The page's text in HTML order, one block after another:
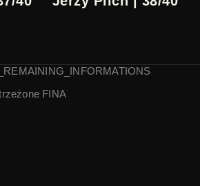
|
Wiele demonów |
FINA